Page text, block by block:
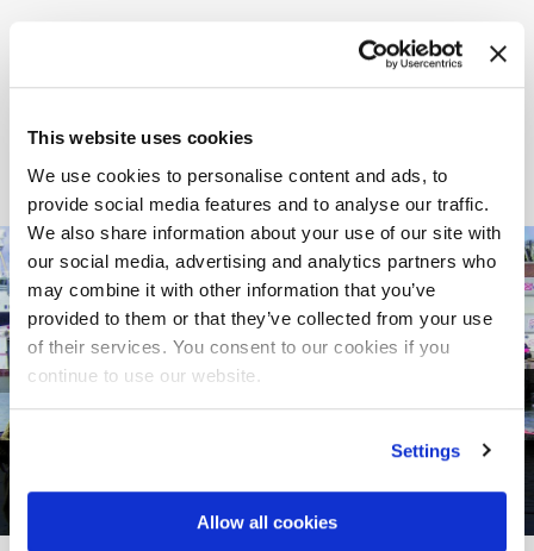
This website uses cookies
We use cookies to personalise content and ads, to
provide social media features and to analyse our traffic.
We also share information about your use of our site with
our social media, advertising and analytics partners who
may combine it with other information that you’ve
provided to them or that they’ve collected from your use
of their services. You consent to our cookies if you
continue to use our website.
Settings
Allow all cookies
von 2